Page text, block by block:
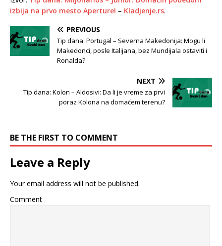
izbija na prvo mesto Aperture! – Kladjenje.rs.
PREVIOUS
Tip dana: Portugal – Severna Makedonija: Mogu li
Makedonci, posle Italijana, bez Mundijala ostaviti i
Ronalda?
NEXT
Tip dana: Kolon – Aldosivi: Da li je vreme za prvi
poraz Kolona na domaćem terenu?
BE THE FIRST TO COMMENT
Leave a Reply
Your email address will not be published.
Comment